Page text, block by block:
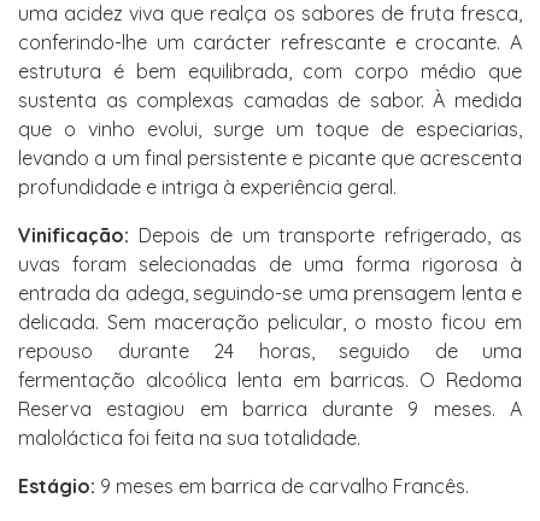
uma acidez viva que realça os sabores de fruta fresca,
conferindo-lhe um carácter refrescante e crocante. A
estrutura é bem equilibrada, com corpo médio que
sustenta as complexas camadas de sabor. À medida
que o vinho evolui, surge um toque de especiarias,
levando a um final persistente e picante que acrescenta
profundidade e intriga à experiência geral.
Vinificação: Depois de um transporte refrigerado, as
uvas foram selecionadas de uma forma rigorosa à
entrada da adega, seguindo-se uma prensagem lenta e
delicada. Sem maceração pelicular, o mosto ficou em
repouso durante 24 horas, seguido de uma
fermentação alcoólica lenta em barricas. O Redoma
Reserva estagiou em barrica durante 9 meses. A
maloláctica foi feita na sua totalidade.
Estágio: 9 meses em barrica de carvalho Francês.